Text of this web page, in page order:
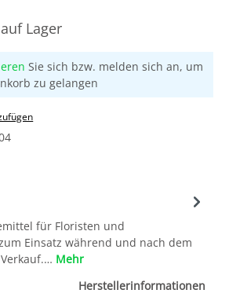
Lager
Sie sich bzw. melden sich an, um
zu gelangen
für Floristen und
Einsatz während und nach dem
Mehr
Herstellerinformationen